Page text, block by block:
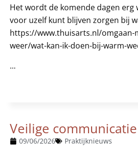
Het wordt de komende dagen erg
voor uzelf kunt blijven zorgen bij
https://www.thuisarts.nl/omgaan-
weer/wat-kan-ik-doen-bij-warm-
...
Veilige
09/06/2026 Praktijknieuws